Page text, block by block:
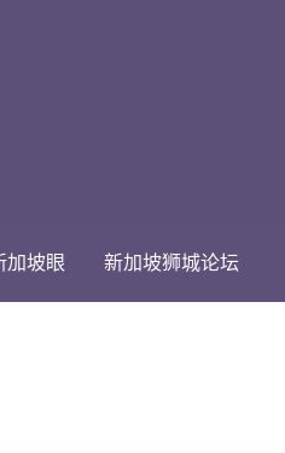
加坡眼 新加坡狮城论坛